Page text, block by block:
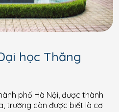
học Thăng
phố Hà Nội, được thành
trường còn được biết là cơ